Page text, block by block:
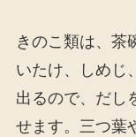
きのこ類は、茶
いたけ、しめじ
出るので、だし
せます。三つ葉